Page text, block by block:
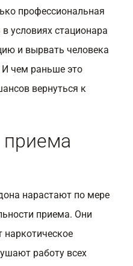
профессиональная
условиях стационара
и вырвать человека
И чем раньше это
вернуться к
приема
нарастают по мере
приема. Они
работу всех